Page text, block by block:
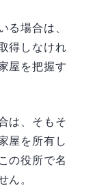
場合は、
得しなけれ
屋を把握す
は、そもそ
屋を所有し
の役所で名
。